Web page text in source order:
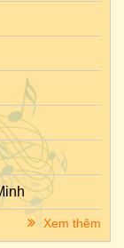
Xem thêm